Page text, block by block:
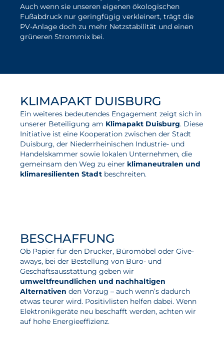
Auch wenn sie unseren eigenen ökologischen
Fußabdruck nur geringfügig verkleinert, trägt die
PV-Anlage doch zu mehr Netzstabilität und einen
grüneren Strommix bei.
KLIMAPAKT DUISBURG
Ein weiteres bedeutendes Engagement zeigt sich in
unserer Beteiligung am Klimapakt Duisburg. Diese
Initiative ist eine Kooperation zwischen der Stadt
Duisburg, der Niederrheinischen Industrie- und
Handelskammer sowie lokalen Unternehmen, die
gemeinsam den Weg zu einer klimaneutralen und
klimaresilienten Stadt beschreiten.
BESCHAFFUNG
Ob Papier für den Drucker, Büromöbel oder Give-
aways, bei der Bestellung von Büro- und
Geschäftsausstattung geben wir
umweltfreundlichen und nachhaltigen
Alternativen den Vorzug – auch wenn’s dadurch
etwas teurer wird. Positivlisten helfen dabei. Wenn
Elektronikgeräte neu beschafft werden, achten wir
auf hohe Energieeffizienz.